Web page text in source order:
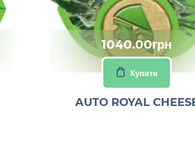
1040.00грн
Купити
AUTO ROYAL